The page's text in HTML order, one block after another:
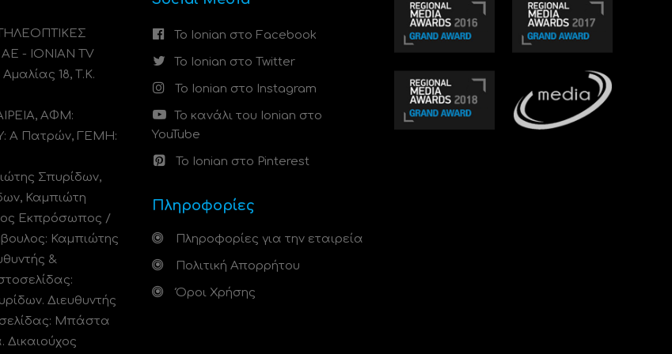
- IONIAN TV
18, Τ.Κ.
ΑΦΜ:
A Πατρών, ΓΕΜΗ:
Σπυρίδων,
Καμπιώτη
Εκπρόσωπος /
Καμπιώτης
&
Διευθυντής
Μπάστα
Δικαιούχος
Το Ionian στο Facebook
Το Ionian στο Twitter
Το Ionian στο Instagram
Το κανάλι του Ionian στο
YouTube
Το Ionian στο Pinterest
Πληροφορίες
Πληροφορίες για την εταιρεία
Πολιτική Απορρήτου
Όροι Χρήσης